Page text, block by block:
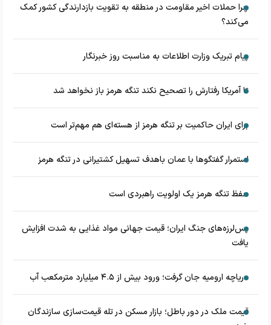
چرا حملات اخیر مقاومت در منطقه به تقویت بازدارندگی کشور کمک
می‌کند؟
پیام تبریک وزارت اطلاعات به مناسبت روز خبرنگار
تا آمریکا رفتارش را تصحیح نکند تنگه هرمز باز نخواهد شد
برای ایران حاکمیت بر تنگه هرمز از هسته‌ای هم مهم‌تر است
استمرار گفتگوها با عمان باهدف تسهیل کشتیرانی در تنگه هرمز
حفظ تنگه هرمز یک اولویت راهبردی است
پس‌لرزه‌های جنگ ایران؛ قیمت جهانی مواد غذایی به شدت افزایش
یافت
دریاچه ارومیه جان گرفت؛ ورود بیش از ۴.۵ میلیارد مترمکعب آب
قیمت ملک در دور باطل؛ بازار مسکن در تله قیمت‌سازی سازندگان